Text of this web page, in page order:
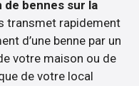
bennes sur la
transmet rapidement
d’une benne par un
votre maison ou de
de votre local